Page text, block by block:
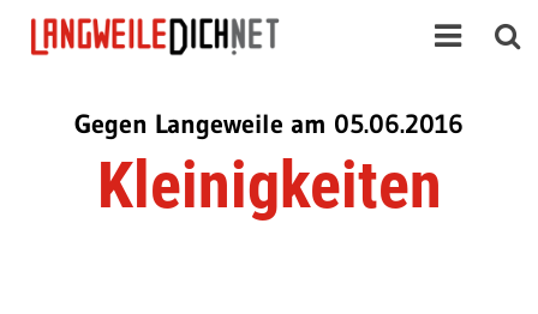
Gegen Langeweile am 05.06.2016
Kleinigkeiten